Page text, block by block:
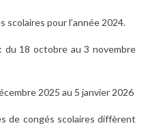
scolaires pour l’année 2024.
: du 18 octobre au 3 novembre
2025 au 5 janvier 2026
de congés scolaires diffèrent